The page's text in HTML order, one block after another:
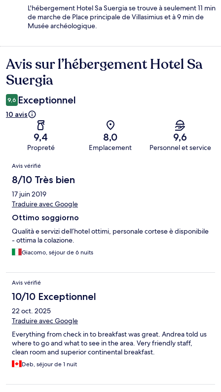
L'hébergement Hotel Sa Suergia se trouve à seulement 11 min
de marche de Place principale de Villasimius et à 9 min de
Musée archéologique.
Avis
Avis sur l’hébergement Hotel Sa
Suergia
9,6 Exceptionnel
10 avis
9,4
Propreté
8,0
Emplacement
9,6
Personnel et service
Avis
Avis vérifié
8/10 Très bien
17 juin 2019
Traduire avec Google
Ottimo soggiorno
Qualità e servizi dell’hotel ottimi, personale cortese è disponibile
- ottima la colazione.
Giacomo, séjour de 6 nuits
Avis vérifié
10/10 Exceptionnel
22 oct. 2025
Traduire avec Google
Everything from check in to breakfast was great. Andrea told us
where to go and what to see in the area. Very friendly staff,
clean room and superior continental breakfast.
Deb, séjour de 1 nuit